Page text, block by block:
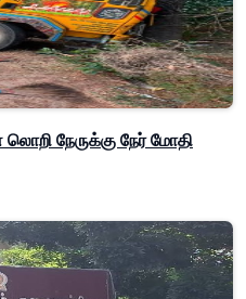
நேருக்கு நேர் மோதி